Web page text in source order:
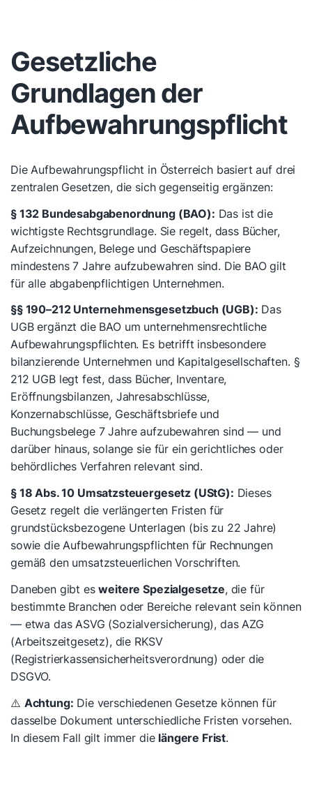
Gesetzliche
Grundlagen der
Aufbewahrungspflicht
Die Aufbewahrungspflicht in Österreich basiert auf drei
zentralen Gesetzen, die sich gegenseitig ergänzen:
§ 132 Bundesabgabenordnung (BAO): Das ist die
wichtigste Rechtsgrundlage. Sie regelt, dass Bücher,
Aufzeichnungen, Belege und Geschäftspapiere
mindestens 7 Jahre aufzubewahren sind. Die BAO gilt
für alle abgabenpflichtigen Unternehmen.
§§ 190–212 Unternehmensgesetzbuch (UGB): Das
UGB ergänzt die BAO um unternehmensrechtliche
Aufbewahrungspflichten. Es betrifft insbesondere
bilanzierende Unternehmen und Kapitalgesellschaften. §
212 UGB legt fest, dass Bücher, Inventare,
Eröffnungsbilanzen, Jahresabschlüsse,
Konzernabschlüsse, Geschäftsbriefe und
Buchungsbelege 7 Jahre aufzubewahren sind — und
darüber hinaus, solange sie für ein gerichtliches oder
behördliches Verfahren relevant sind.
§ 18 Abs. 10 Umsatzsteuergesetz (UStG): Dieses
Gesetz regelt die verlängerten Fristen für
grundstücksbezogene Unterlagen (bis zu 22 Jahre)
sowie die Aufbewahrungspflichten für Rechnungen
gemäß den umsatzsteuerlichen Vorschriften.
Daneben gibt esweitere Spezialgesetze, die für
bestimmte Branchen oder Bereiche relevant sein können
— etwa das ASVG (Sozialversicherung), das AZG
(Arbeitszeitgesetz), die RKSV
(Registrierkassensicherheitsverordnung) oder die
DSGVO.
⚠️ Achtung: Die verschiedenen Gesetze können für
dasselbe Dokument unterschiedliche Fristen vorsehen.
In diesem Fall gilt immer die längere Frist.